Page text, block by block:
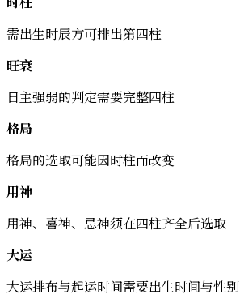
需出生时辰方可排出第四柱
旺衰
日主强弱的判定需要完整四柱
格局
格局的选取可能因时柱而改变
用神
用神、喜神、忌神须在四柱齐全后选取
大运
大运排布与起运时间需要出生时间与性别